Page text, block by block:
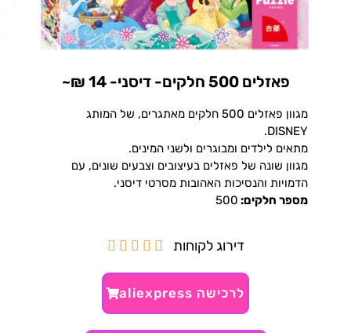
פאזלים 500 חלקים- דיסני- 14 ₪~
מגוון פאזלים 500 חלקים מאתגרים, של המותג
DISNEY.
מתאים לילדים ומבוגרים ולשני המינים.
מגוון שונה של פאזלים בעיצובים וצבעים שונים, עם
הדמויות והנסיכות האהובות מסרטי דיסני.
מספר חלקים: 500
דירוג לקוחות 




לרכישה aliexpress